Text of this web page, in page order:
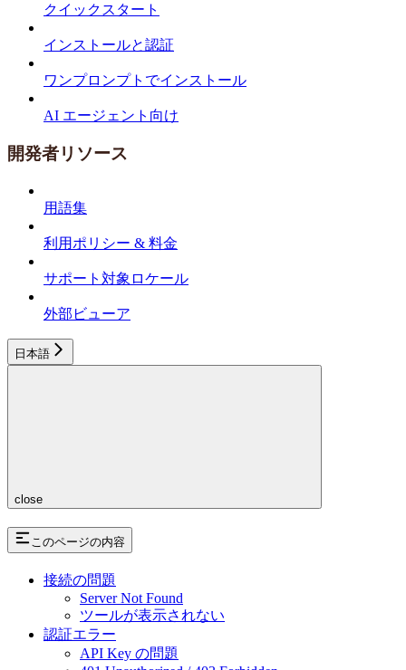
クイックスタート
インストールと認証
ワンプロンプトでインストール
AI エージェント向け
開発者リソース
用語集
利用ポリシー & 料金
サポート対象ロケール
外部ビューア
日本語
close
このページの内容
接続の問題
Server Not Found
ツールが表示されない
認証エラー
API Key の問題